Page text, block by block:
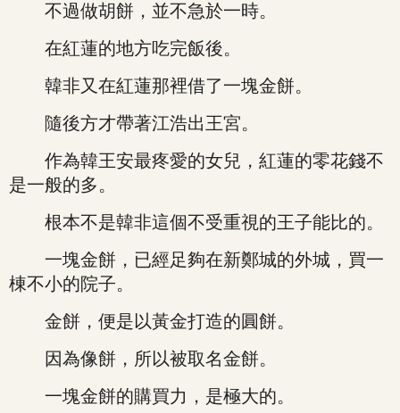
不過做胡餅，並不急於一時。
在紅蓮的地方吃完飯後。
韓非又在紅蓮那裡借了一塊金餅。
隨後方才帶著江浩出王宮。
作為韓王安最疼愛的女兒，紅蓮的零花錢不
是一般的多。
根本不是韓非這個不受重視的王子能比的。
一塊金餅，已經足夠在新鄭城的外城，買一
棟不小的院子。
金餅，便是以黃金打造的圓餅。
因為像餅，所以被取名金餅。
一塊金餅的購買力，是極大的。